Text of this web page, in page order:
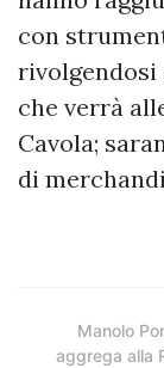
con
rivolgendosi
che verrà
Cavola;
di
Manolo
aggrega alla